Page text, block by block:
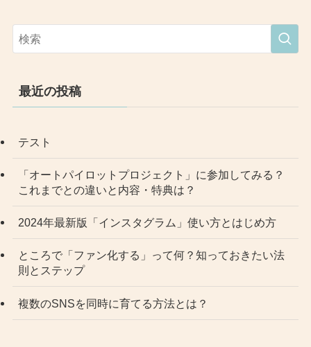
最近の投稿
テスト
「オートパイロットプロジェクト」に参加してみる？
これまでとの違いと内容・特典は？
2024年最新版「インスタグラム」使い方とはじめ方
ところで「ファン化する」って何？知っておきたい法
則とステップ
複数のSNSを同時に育てる方法とは？